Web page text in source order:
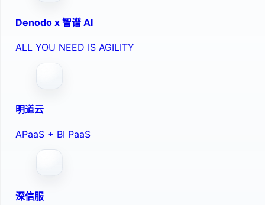
Denodo x 智谱 AI
ALL YOU NEED IS AGILITY
明道云
APaaS + BI PaaS
深信服